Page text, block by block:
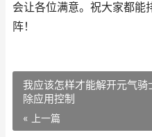
会让各位满意。祝大家都能
阵！
我应该怎样才能解开元气
除应用控制
« 上一篇